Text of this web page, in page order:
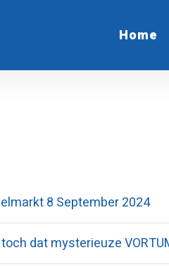
Home
8 September 2024
dat mysterieuze